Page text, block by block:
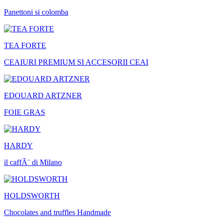
Panettoni si colomba
TEA FORTE
CEAIURI PREMIUM SI ACCESORII CEAI
EDOUARD ARTZNER
FOIE GRAS
HARDY
il caffÃ¨ di Milano
HOLDSWORTH
Chocolates and truffles Handmade